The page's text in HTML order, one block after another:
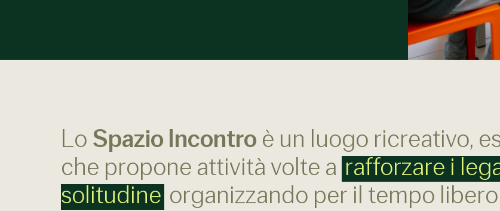
Lo Spazio Incontro è un luogo ricreativo,
che propone attività volte a rafforzare i
solitudine organizzando per il tempo